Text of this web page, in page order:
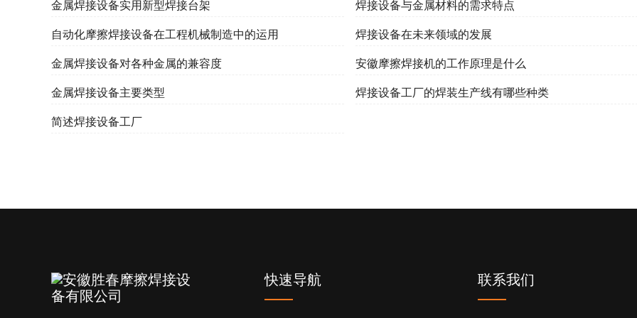
金属焊接设备实用新型焊接台架 焊接设备与金属材料的需求特点
自动化摩擦焊接设备在工程机械制造中的运用 焊接设备在未来领域的发展
金属焊接设备对各种金属的兼容度 安徽摩擦焊接机的工作原理是什么
金属焊接设备主要类型 焊接设备工厂的焊装生产线有哪些种类
简述焊接设备工厂
快速导航 联系我们